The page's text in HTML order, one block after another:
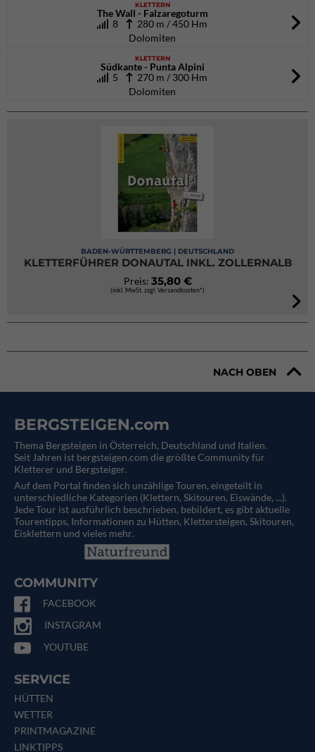
KLETTERN
The Wall - Falzaregoturm
8
280 m / 450 Hm
Dolomiten
KLETTERN
Südkante - Punta Alpini
5
270 m / 300 Hm
Dolomiten
BADEN-WÜRTTEMBERG | DEUTSCHLAND
KLETTERFÜHRER DONAUTAL INKL. ZOLLERNALB
Preis: 35,80 €
(inkl. MwSt. zzgl. Versandkosten*)
NACH OBEN
BERGSTEIGEN.com
Thema Bergsteigen in Österreich, Deutschland und Italien.
Seit Jahren ist bergsteigen.com die größte Community für
Kletterer und Bergsteiger.
Auf dem Portal finden sich unzählige Touren, eingeteilt in
unterschiedliche Kategorien (Klettern, Skitouren, Eiswände, ...).
Jede Tour ist ausführlich beschrieben, bebildert, es gibt aktuelle
Tourentipps, Informationen zu Hütten, Klettersteigen, Skitouren,
Eisklettern und vieles mehr.
COMMUNITY
FACEBOOK
INSTAGRAM
YOUTUBE
SERVICE
HÜTTEN
WETTER
PRINTMAGAZINE
LINKTIPPS